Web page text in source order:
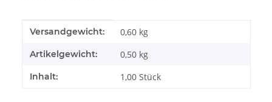
Produkteigenschaft
Wert
Versandgewicht: 0,60 kg
Artikelgewicht: 0,50 kg
Inhalt: 1,00 Stück